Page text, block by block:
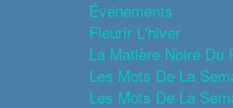
Événements
Fleurir L'hiver
La Matière Noire Du
Les Mots De La
Les Mots De La